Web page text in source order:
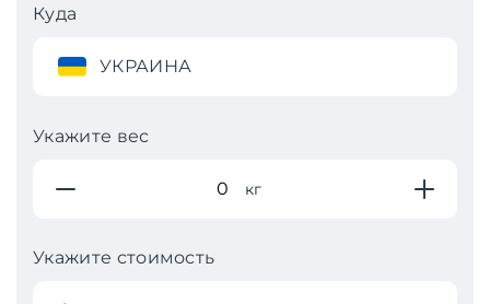
Куда
УКРАИНА
Укажите вес
кг
Укажите стоимость